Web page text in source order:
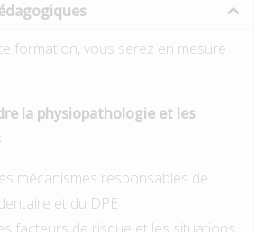
formation, vous serez en mesure
la physiopathologie et les
mécanismes responsables de
et du DPE